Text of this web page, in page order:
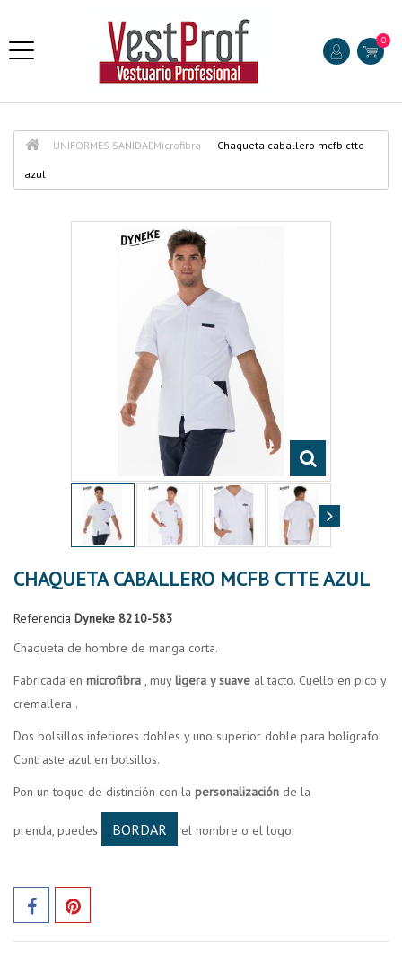
0
UNIFORMES SANIDADMicrofibra Chaqueta caballero mcfb ctte
azul
CHAQUETA CABALLERO MCFB CTTE AZUL
Referencia Dyneke 8210-583
Chaqueta de hombre de manga corta.
Fabricada en microfibra , muyligera y suave al tacto. Cuello en pico y
cremallera .
Dos bolsillos inferiores dobles y uno superior doble para bolígrafo.
Contraste azul en bolsillos.
Pon un toque de distinción con la personalización de la
prenda, puedes BORDAR el nombre o el logo.